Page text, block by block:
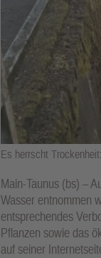
Es herrscht
Main-Taunus (bs) –
Wasser entnommen
entsprechendes
Pflanzen sowie das
auf seiner